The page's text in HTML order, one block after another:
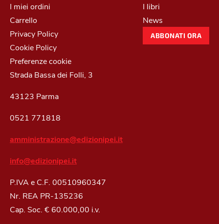
I miei ordini
Carrello
Privacy Policy
Cookie Policy
Preferenze cookie
I libri
News
ABBONATI ORA
Strada Bassa dei Folli, 3
43123 Parma
0521 771818
amministrazione@edizionipei.it
info@edizionipei.it
P.IVA e C.F. 00510960347
Nr. REA PR-135236
Cap. Soc. € 60.000,00 i.v.